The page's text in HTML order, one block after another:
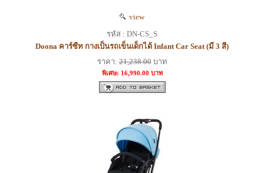
view
รหัส : DN-CS_S
Doona คาร์ซีท กางเป็นรถเข็นเด็กได้ Infant Car Seat (มี 3 สี)
ราคา:21,238.00บาท
พิเศษ: 16,990.00 บาท